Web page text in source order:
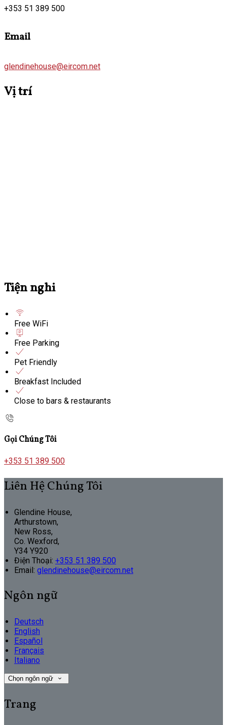
+353 51 389 500
Email
glendinehouse@eircom.net
Vị trí
Tiện nghi
Free WiFi
Free Parking
Pet Friendly
Breakfast Included
Close to bars & restaurants
Gọi Chúng Tôi
+353 51 389 500
Liên Hệ Chúng Tôi
Glendine House,
Arthurstown,
New Ross,
Co. Wexford,
Y34 Y920
Điện Thoại: +353 51 389 500
Email: glendinehouse@eircom.net
Ngôn ngữ
Deutsch
English
Español
Français
Italiano
Chọn ngôn ngữ
Trang